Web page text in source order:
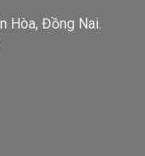
Hòa, Đồng Nai.